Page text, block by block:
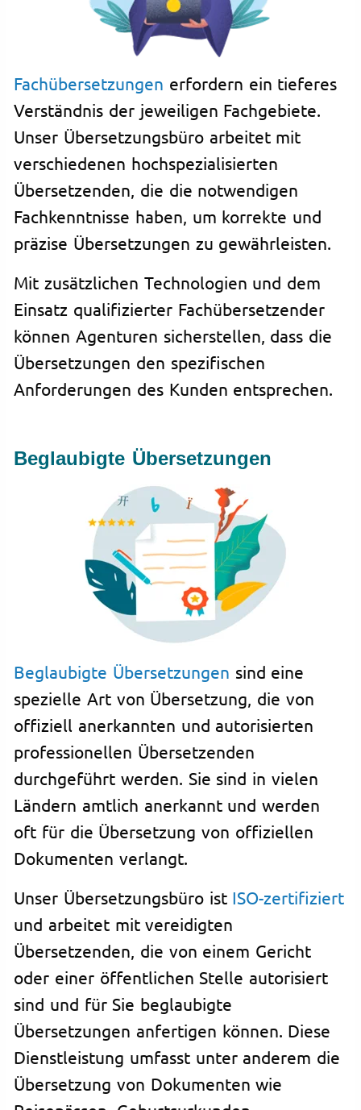
Fachübersetzungen erfordern ein tieferes
Verständnis der jeweiligen Fachgebiete.
Unser Übersetzungsbüro arbeitet mit
verschiedenen hochspezialisierten
Übersetzenden, die die notwendigen
Fachkenntnisse haben, um korrekte und
präzise Übersetzungen zu gewährleisten.
Mit zusätzlichen Technologien und dem
Einsatz qualifizierter Fachübersetzender
können Agenturen sicherstellen, dass die
Übersetzungen den spezifischen
Anforderungen des Kunden entsprechen.
Beglaubigte Übersetzungen
Beglaubigte Übersetzungen sind eine
spezielle Art von Übersetzung, die von
offiziell anerkannten und autorisierten
professionellen Übersetzenden
durchgeführt werden. Sie sind in vielen
Ländern amtlich anerkannt und werden
oft für die Übersetzung von offiziellen
Dokumenten verlangt.
Unser Übersetzungsbüro ist ISO-zertifiziert
und arbeitet mit vereidigten
Übersetzenden, die von einem Gericht
oder einer öffentlichen Stelle autorisiert
sind und für Sie beglaubigte
Übersetzungen anfertigen können. Diese
Dienstleistung umfasst unter anderem die
Übersetzung von Dokumenten wie